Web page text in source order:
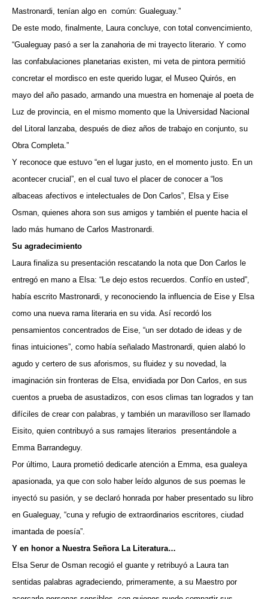
Mastronardi, tenían algo en común: Gualeguay.”
De este modo, finalmente, Laura concluye, con total convencimiento,
“Gualeguay pasó a ser la zanahoria de mi trayecto literario. Y como
las confabulaciones planetarias existen, mi veta de pintora permitió
concretar el mordisco en este querido lugar, el Museo Quirós, en
mayo del año pasado, armando una muestra en homenaje al poeta de
Luz de provincia, en el mismo momento que la Universidad Nacional
del Litoral lanzaba, después de diez años de trabajo en conjunto, su
Obra Completa.”
Y reconoce que estuvo “en el lugar justo, en el momento justo. En un
acontecer crucial”, en el cual tuvo el placer de conocer a “los
albaceas afectivos e intelectuales de Don Carlos”, Elsa y Eise
Osman, quienes ahora son sus amigos y también el puente hacia el
lado más humano de Carlos Mastronardi.
Su agradecimiento
Laura finaliza su presentación rescatando la nota que Don Carlos le
entregó en mano a Elsa: “Le dejo estos recuerdos. Confío en usted”,
había escrito Mastronardi, y reconociendo la influencia de Eise y Elsa
como una nueva rama literaria en su vida. Así recordó los
pensamientos concentrados de Eise, “un ser dotado de ideas y de
finas intuiciones”, como había señalado Mastronardi, quien alabó lo
agudo y certero de sus aforismos, su fluidez y su novedad, la
imaginación sin fronteras de Elsa, envidiada por Don Carlos, en sus
cuentos a prueba de asustadizos, con esos climas tan logrados y tan
difíciles de crear con palabras, y también un maravilloso ser llamado
Eisito, quien contribuyó a sus ramajes literarios presentándole a
Emma Barrandeguy.
Por último, Laura prometió dedicarle atención a Emma, esa gualeya
apasionada, ya que con solo haber leído algunos de sus poemas le
inyectó su pasión, y se declaró honrada por haber presentado su libro
en Gualeguay, “cuna y refugio de extraordinarios escritores, ciudad
imantada de poesía”.
Y en honor a Nuestra Señora La Literatura…
Elsa Serur de Osman recogió el guante y retribuyó a Laura tan
sentidas palabras agradeciendo, primeramente, a su Maestro por